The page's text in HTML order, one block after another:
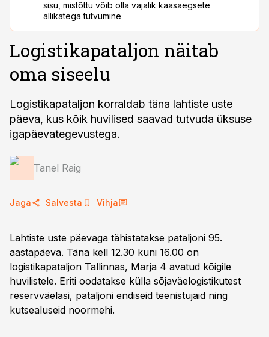
sisu, mistõttu võib olla vajalik kaasaegsete
allikatega tutvumine
Logistikapataljon näitab
oma siseelu
Logistikapataljon korraldab täna lahtiste uste
päeva, kus kõik huvilised saavad tutvuda üksuse
igapäevategevustega.
Tanel Raig
Jaga Salvesta Vihja
Lahtiste uste päevaga tähistatakse pataljoni 95.
aastapäeva. Täna kell 12.30 kuni 16.00 on
logistikapataljon Tallinnas, Marja 4 avatud kõigile
huvilistele. Eriti oodatakse külla sõjaväelogistikutest
reservväelasi, pataljoni endiseid teenistujaid ning
kutsealuseid noormehi.